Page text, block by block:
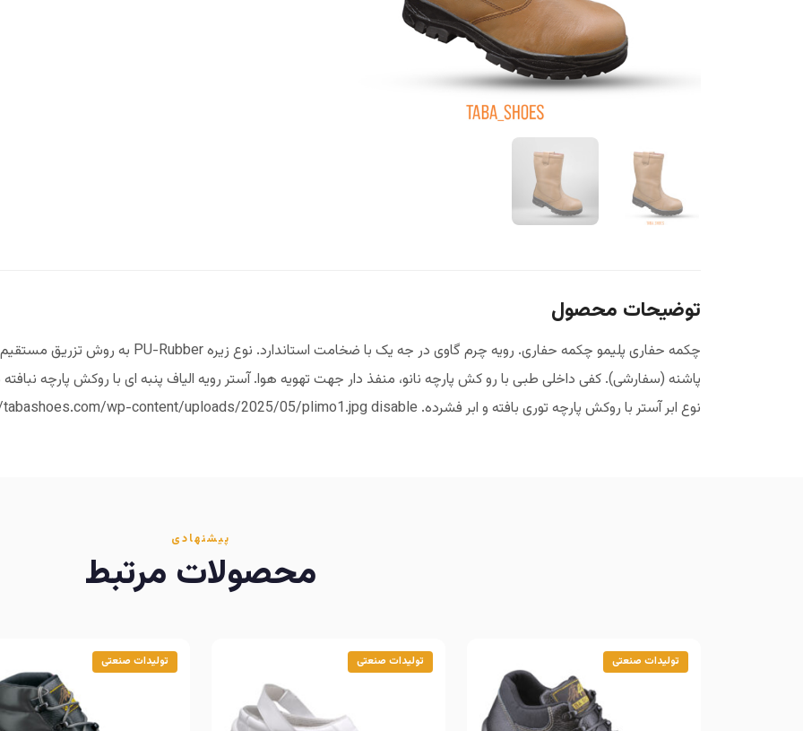
توضیحات محصول
پاشنه (سفارشی). کفی داخلی طبی با رو کش پارچه نانو، منفذ دار جهت تهویه هوا. آستر رویه الیاف پنبه ای با روکش پارچه
نوع ابر آستر با روکش پارچه توری بافته و ابر فشرده. horizontal https://tabashoes.com/wp-content/uploads/2025/05/plimo1.jpg disable
پیشنهادی
محصولات مرتبط
تولیدات صنعتی تولیدات صنعتی تولیدات صنعتی